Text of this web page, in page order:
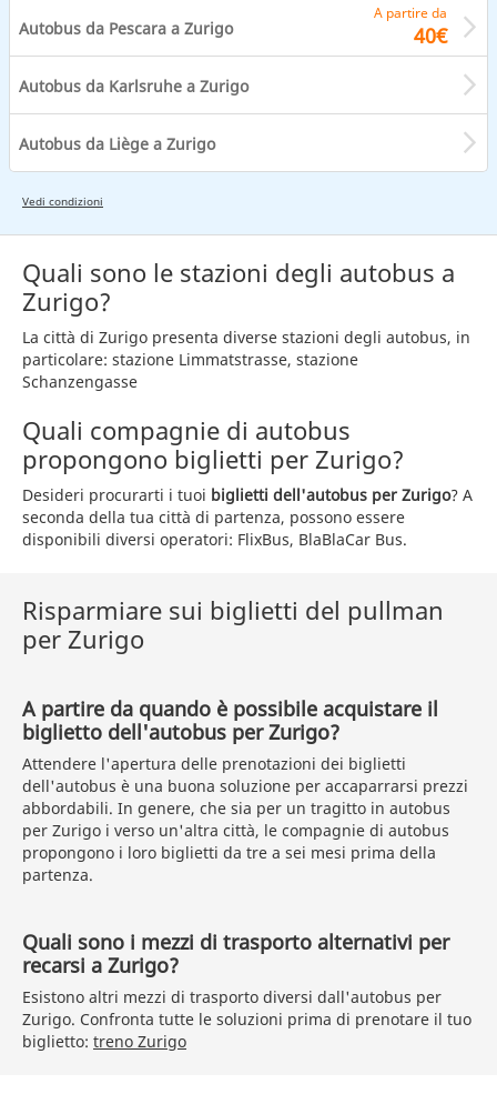
A partire da
40€
Autobus da Pescara a Zurigo
Autobus da Karlsruhe a Zurigo
Autobus da Liège a Zurigo
Vedi condizioni
Quali sono le stazioni degli autobus a
Zurigo?
La città di Zurigo presenta diverse stazioni degli autobus, in
particolare: stazione Limmatstrasse, stazione
Schanzengasse
Quali compagnie di autobus
propongono biglietti per Zurigo?
Desideri procurarti i tuoi biglietti dell'autobus per Zurigo? A
seconda della tua città di partenza, possono essere
disponibili diversi operatori: FlixBus, BlaBlaCar Bus.
Risparmiare sui biglietti del pullman
per Zurigo
A partire da quando è possibile acquistare il
biglietto dell'autobus per Zurigo?
Attendere l'apertura delle prenotazioni dei biglietti
dell'autobus è una buona soluzione per accaparrarsi prezzi
abbordabili. In genere, che sia per un tragitto in autobus
per Zurigo i verso un'altra città, le compagnie di autobus
propongono i loro biglietti da tre a sei mesi prima della
partenza.
Quali sono i mezzi di trasporto alternativi per
recarsi a Zurigo?
Esistono altri mezzi di trasporto diversi dall'autobus per
Zurigo. Confronta tutte le soluzioni prima di prenotare il tuo
biglietto: treno Zurigo